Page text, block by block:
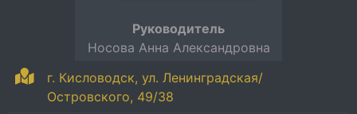
г. Кисловодск, ул. Ленинградская/
Островского, 49/38
Руководитель
Носова Анна Александровна